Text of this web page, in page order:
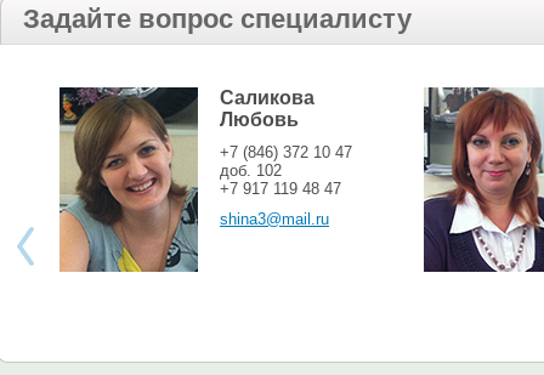
Задайте вопрос специалисту
Саликова
Любовь
+7 (846) 372 10 47
доб. 102
+7 917 119 48 47
shina3@mail.ru